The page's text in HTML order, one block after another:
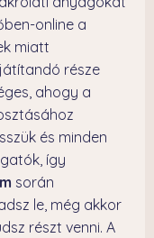
online a
miatt
része
ahogy a
és minden
így
során
le, még akkor
részt venni. A